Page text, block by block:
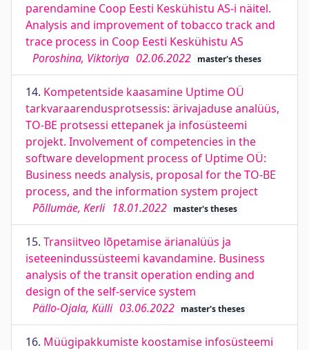
parendamine Coop Eesti Keskühistu AS-i näitel.
Analysis and improvement of tobacco track and
trace process in Coop Eesti Keskühistu AS
Poroshina, Viktoriya 02.06.2022 master's theses
14. Kompetentside kaasamine Uptime OÜ
tarkvaraarendusprotsessis: ärivajaduse analüüs,
TO-BE protsessi ettepanek ja infosüsteemi
projekt. Involvement of competencies in the
software development process of Uptime OÜ:
Business needs analysis, proposal for the TO-BE
process, and the information system project
Põllumäe, Kerli 18.01.2022 master's theses
15. Transiitveo lõpetamise ärianalüüs ja
iseteenindussüsteemi kavandamine. Business
analysis of the transit operation ending and
design of the self-service system
Pällo-Ojala, Külli 03.06.2022 master's theses
16. Müügipakkumiste koostamise infosüsteemi